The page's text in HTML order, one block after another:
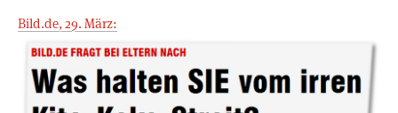
Bild.de, 29. März: